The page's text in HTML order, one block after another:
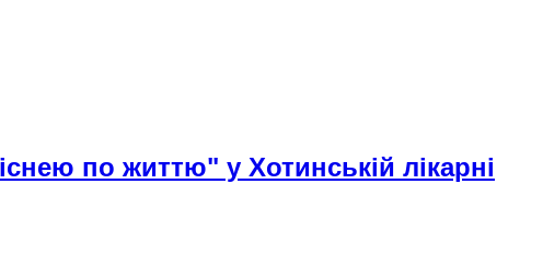
по життю" у Хотинській лікарні